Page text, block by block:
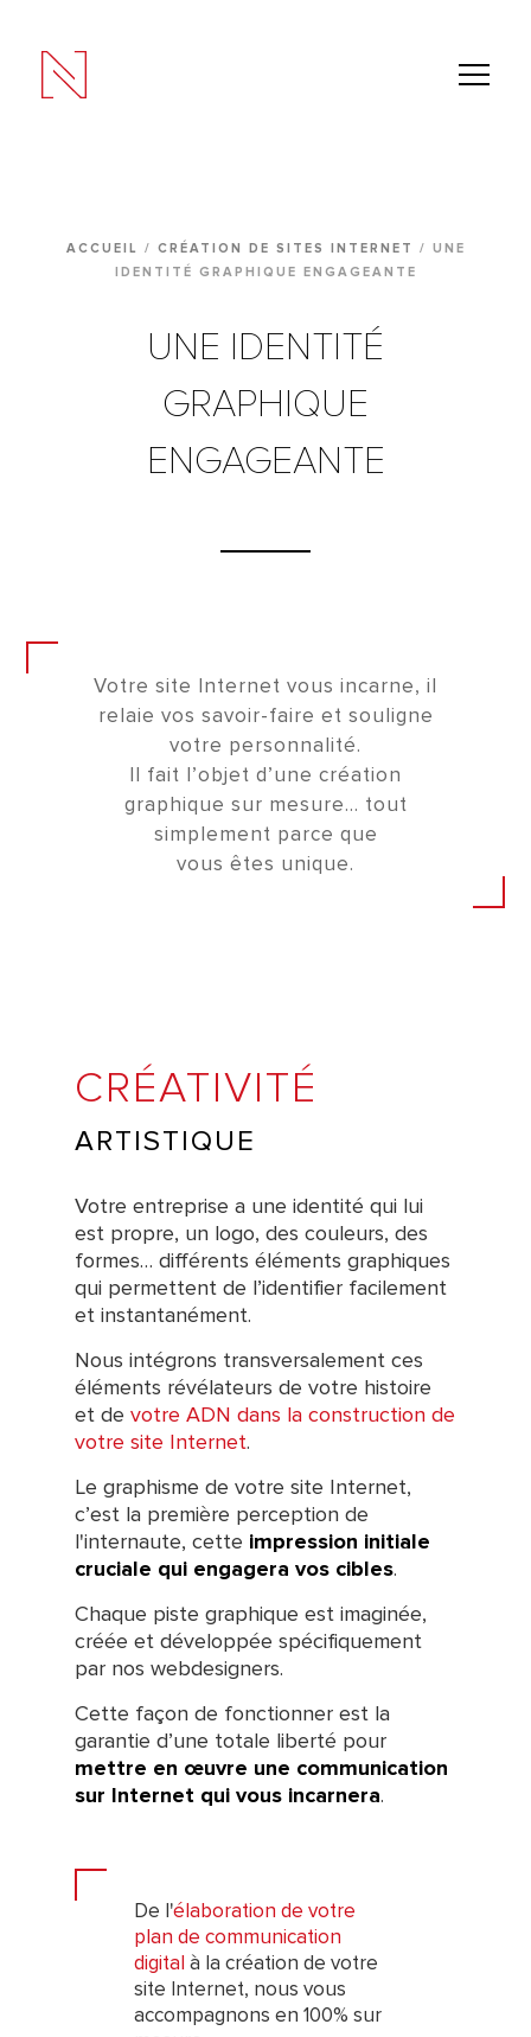
ACCUEIL / CRÉATION DE SITES INTERNET / UNE
IDENTITÉ GRAPHIQUE ENGAGEANTE
UNE IDENTITÉ
GRAPHIQUE
ENGAGEANTE
Votre site Internet vous incarne, il
relaie vos savoir-faire et souligne
votre personnalité.
Il fait l’objet d’une création
graphique sur mesure… tout
simplement parce que
vous êtes unique.
CRÉATIVITÉ
ARTISTIQUE
Votre entreprise a une identité qui lui
est propre, un logo, des couleurs, des
formes… différents éléments graphiques
qui permettent de l’identifier facilement
et instantanément.
Nous intégrons transversalement ces
éléments révélateurs de votre histoire
et devotre ADN dans la construction de
votre site Internet.
Le graphisme de votre site Internet,
c’est la première perception de
l'internaute, cette impression initiale
cruciale qui engagera vos cibles.
Chaque piste graphique est imaginée,
créée et développée spécifiquement
par nos webdesigners.
Cette façon de fonctionner est la
garantie d’une totale liberté pour
mettre en œuvre une communication
sur Internet qui vous incarnera.
De l'élaboration de votre
plan de communication
digital à la création de votre
site Internet, nous vous
accompagnons en 100% sur